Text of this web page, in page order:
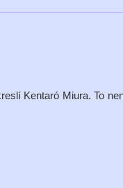
Kentaró Miura. To